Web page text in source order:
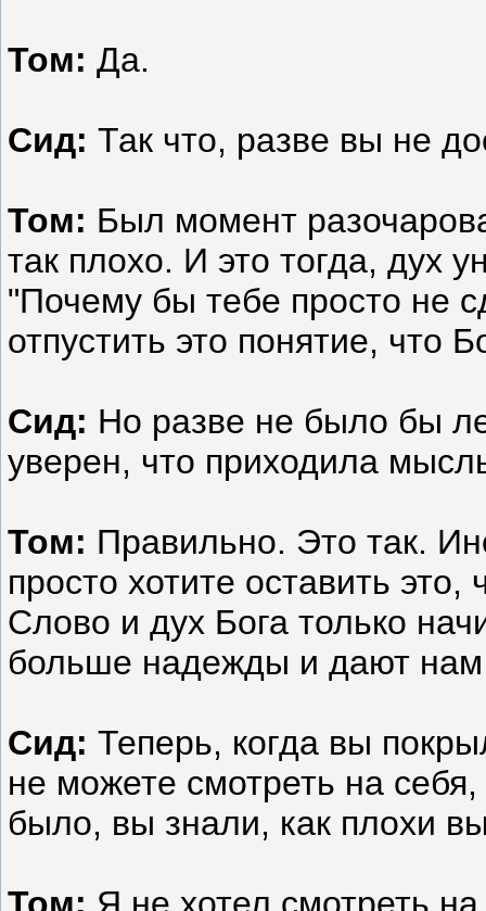
Том: Да.
Сид: Так что, разве вы не
Том: Был момент
так плохо. И это тогда, дух
"Почему бы тебе просто не
отпустить это понятие, что
Сид: Но разве не было бы
уверен, что приходила
Том: Правильно. Это так.
просто хотите оставить
Слово и дух Бога только
больше надежды и дают
Сид: Теперь, когда вы
не можете смотреть на
было, вы знали, как плохи
Том: Я не хотел смотреть